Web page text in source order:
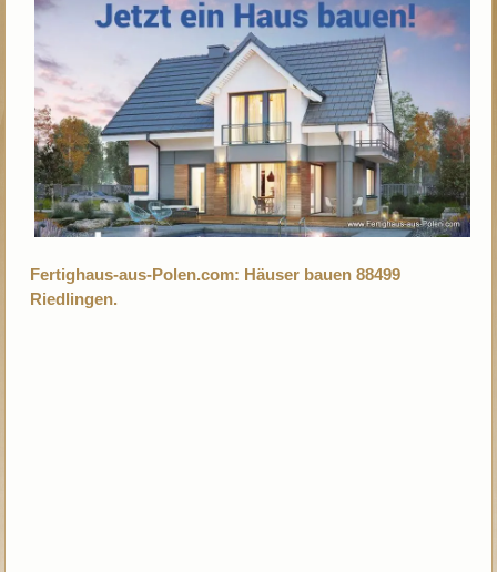
Fertighaus-aus-Polen.com: Häuser bauen 88499
Riedlingen.